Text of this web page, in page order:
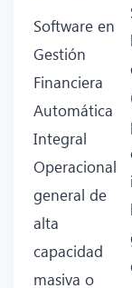
Software en
Gestión
Financiera
Automática
Integral
Operacional
general de
alta
capacidad
masiva o